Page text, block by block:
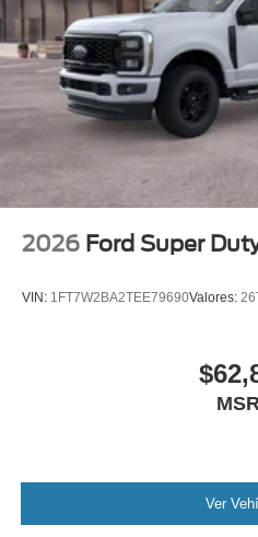
2026 Ford Super
VIN: 1FT7W2BA2TEE79690Valores:
Ver